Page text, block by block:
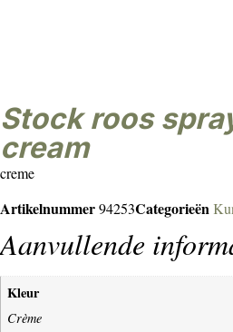
stock roos spray 102 cm
cream
creme
Artikelnummer94253Categorieën
Aanvullende
Kleur
Crème